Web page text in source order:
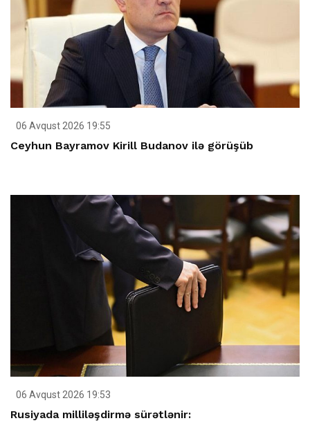
06 Avqust 2026 19:55
Ceyhun Bayramov Kirill Budanov ilə görüşüb
06 Avqust 2026 19:53
Rusiyada milliləşdirmə sürətlənir: